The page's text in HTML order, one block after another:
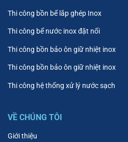
Thi công bồn bể lắp ghép Inox
Thi công bể nước inox đặt nối
Thi công bồn bảo ôn giữ nhiệt inox
Thi công bồn bảo ôn giữ nhiệt inox
Thi công hệ thống xử lý nước sạch
VỀ CHÚNG TÔI
Giới thiệu